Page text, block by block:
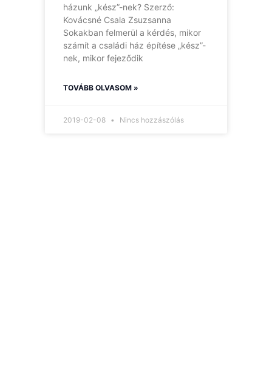
házunk „kész”-nek? Szerző:
Kovácsné Csala Zsuzsanna
Sokakban felmerül a kérdés, mikor
számít a családi ház építése „kész”-
nek, mikor fejeződik
TOVÁBB OLVASOM »
2019-02-08 Nincs hozzászólás